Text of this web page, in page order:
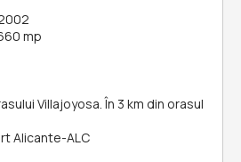
mp
Villajoyosa. În 3 km din orasul
Alicante-ALC